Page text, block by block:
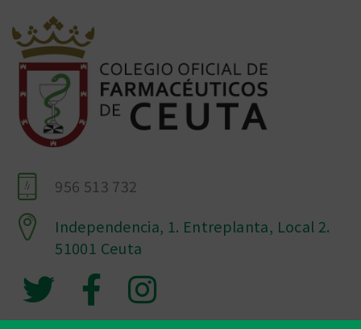
956 513 732
Independencia, 1. Entreplanta, Local 2.
51001 Ceuta